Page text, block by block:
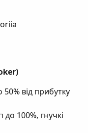
50% від прибутку
100%, гнучкі